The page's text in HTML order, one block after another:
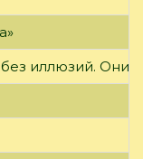
иллюзий. Они